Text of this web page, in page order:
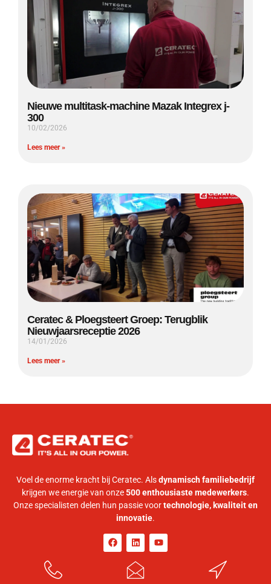
Nieuwe multitask-machine Mazak Integrex j-
300
10/02/2026
Lees meer »
Ceratec & Ploegsteert Groep: Terugblik
Nieuwjaarsreceptie 2026
14/01/2026
Lees meer »
Voel de enorme kracht bij Ceratec. Alsdynamisch familiebedrijf
krijgen we energie van onze500 enthousiaste medewerkers.
Onze specialisten delen hun passie voortechnologie, kwaliteit en
innovatie.